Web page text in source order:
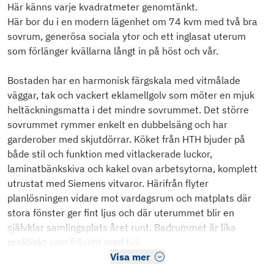
Här känns varje kvadratmeter genomtänkt.
Här bor du i en modern lägenhet om 74 kvm med två bra
sovrum, generösa sociala ytor och ett inglasat uterum
som förlänger kvällarna långt in på höst och vår.
Bostaden har en harmonisk färgskala med vitmålade
väggar, tak och vackert eklamellgolv som möter en mjuk
heltäckningsmatta i det mindre sovrummet. Det större
sovrummet rymmer enkelt en dubbelsäng och har
garderober med skjutdörrar. Köket från HTH bjuder på
både stil och funktion med vitlackerade luckor,
laminatbänkskiva och kakel ovan arbetsytorna, komplett
utrustat med Siemens vitvaror. Härifrån flyter
planlösningen vidare mot vardagsrum och matplats där
stora fönster ger fint ljus och där uterummet blir en
självklar samlingsplats året runt. Badrummet är lika
praktiskt som fräscht med tvä
Visa mer